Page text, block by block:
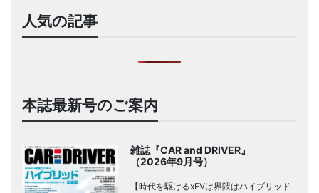
人気の記事
本誌最新号のご案内
雑誌『CAR and DRIVER』
（2026年9月号）
【時代を駆けるxEVは界隈はハイブリッド